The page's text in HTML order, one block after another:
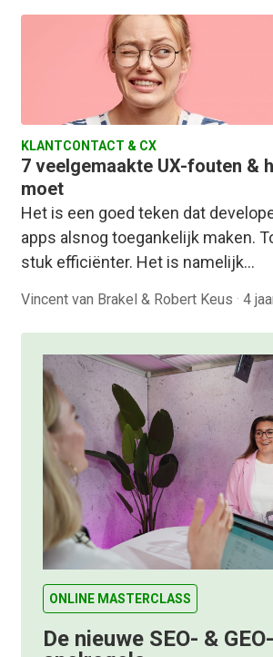
KLANTCONTACT & CX
7 veelgemaakte UX-fouten &
moet
Het is een goed teken dat
apps alsnog toegankelijk maken.
stuk efficiënter. Het is namelijk…
Vincent van Brakel & Robert Keus · 4
ONLINE MASTERCLASS
De nieuwe SEO- & GEO-